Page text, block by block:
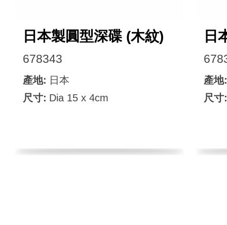
日本製圓型深碟 (木紋)
678343
產地: 日本
尺寸: Dia 15 x 4cm
日
產地:
尺寸: